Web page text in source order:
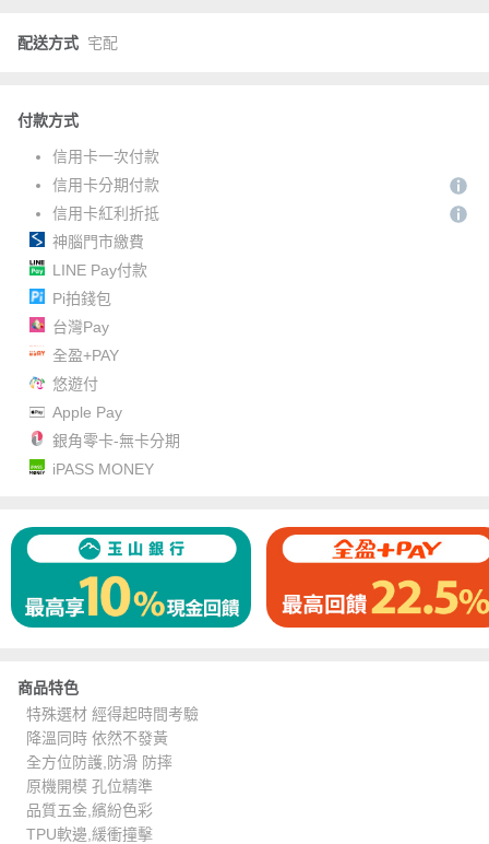
配送方式 宅配
付款方式
信用卡一次付款
信用卡分期付款
信用卡紅利折抵
神腦門市繳費
LINE Pay付款
Pi拍錢包
台灣Pay
全盈+PAY
悠遊付
Apple Pay
銀角零卡-無卡分期
iPASS MONEY
商品特色
特殊選材 經得起時間考驗
降溫同時 依然不發黃
全方位防護,防滑 防摔
原機開模 孔位精準
品質五金,繽紛色彩
TPU軟邊,緩衝撞擊